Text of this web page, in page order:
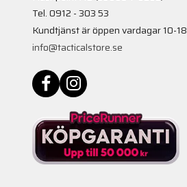
Tel. 0912 - 303 53
Kundtjänst är öppen vardagar 10-18
info@tacticalstore.se